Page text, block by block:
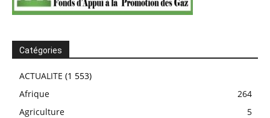
Catégories
ACTUALITE (1 553)
Afrique
264
Agriculture
5